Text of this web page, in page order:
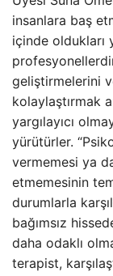
insanlara baş
içinde oldukları
geliştirmelerini
kolaylaştırmak
yargılayıcı
yürütürler.
vermemesi ya
etmemesinin
durumlarla
bağımsız
daha odaklı
terapist,